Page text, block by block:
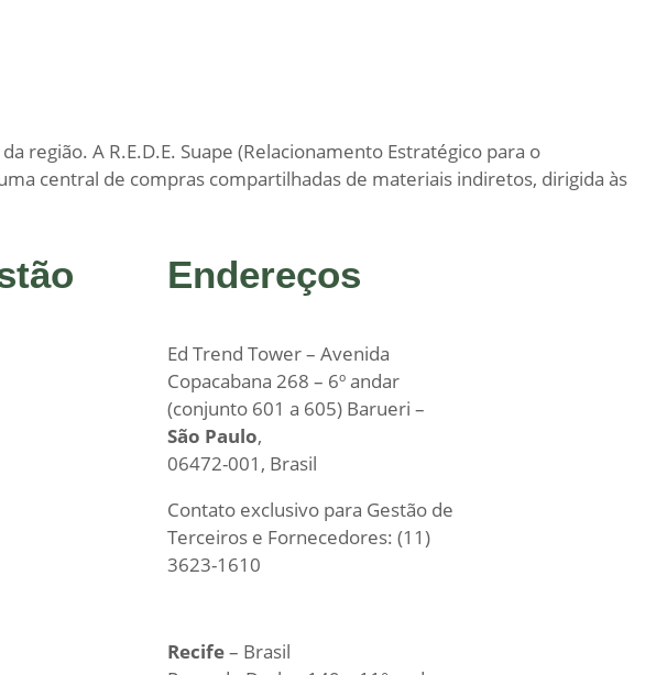
região. A R.E.D.E. Suape (Relacionamento Estratégico para o
central de compras compartilhadas de materiais indiretos, dirigida às
Endereços
Ed Trend Tower – Avenida
Copacabana 268 – 6º andar
(conjunto 601 a 605) Barueri –
São Paulo,
06472-001, Brasil
Contato exclusivo para Gestão de
Terceiros e Fornecedores: (11)
3623-1610
Recife– Brasil